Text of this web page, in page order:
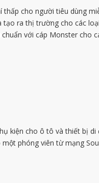
cho người tiêu dùng
ra thị trường cho các
với cáp Monster cho
kiện cho ô tô và thiết bị
phóng viên từ mạng